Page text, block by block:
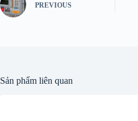
PREVIOUS
Sản phẩm liên quan